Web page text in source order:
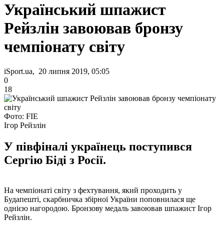
Український шпажист
Рейзлін завоював бронзу
чемпіонату світу
iSport.ua, 20 липня 2019, 05:05
0
18
Фото: FIE
Ігор Рейзлін
У півфіналі українець поступився
Сергію Біді з Росії.
На чемпіонаті світу з фехтування, який проходить у
Будапешті, скарбничка збірної України поповнилася ще
однією нагородою. Бронзову медаль завоював шпажист Ігор
Рейзлін.